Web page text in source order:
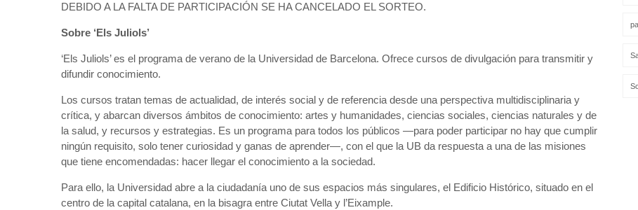
DEBIDO A LA FALTA DE PARTICIPACIÓN SE HA CANCELADO EL SORTEO.
Sobre ‘Els Juliols’
‘Els Juliols’ es el programa de verano de la Universidad de Barcelona. Ofrece cursos de divulgación para transmitir y
difundir conocimiento.
Los cursos tratan temas de actualidad, de interés social y de referencia desde una perspectiva multidisciplinaria y
crítica, y abarcan diversos ámbitos de conocimiento: artes y humanidades, ciencias sociales, ciencias naturales y de
la salud, y recursos y estrategias. Es un programa para todos los públicos —para poder participar no hay que cumplir
ningún requisito, solo tener curiosidad y ganas de aprender—, con el que la UB da respuesta a una de las misiones
que tiene encomendadas: hacer llegar el conocimiento a la sociedad.
Para ello, la Universidad abre a la ciudadanía uno de sus espacios más singulares, el Edificio Histórico, situado en el
centro de la capital catalana, en la bisagra entre Ciutat Vella y l’Eixample.